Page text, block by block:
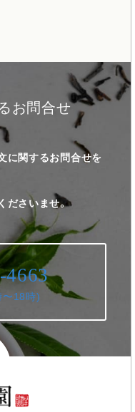
お問合せ
に関するお問合せを
ださいませ。
4663
〜18時)